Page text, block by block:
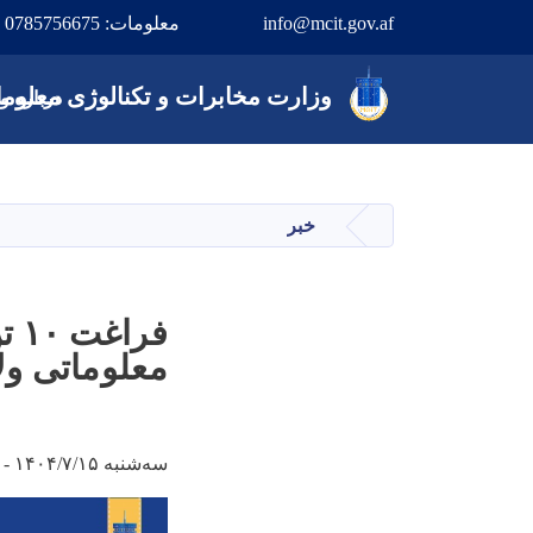
info@mcit.gov.af معلومات: 0785756675
وزارت مخابرات و تکنالوژی
Main navigation
درباره
صفحه اصلی
خبر
معلوماتی
سه‌شنبه ۱۴۰۴/۷/۱۵ - ۱۵:۱۶